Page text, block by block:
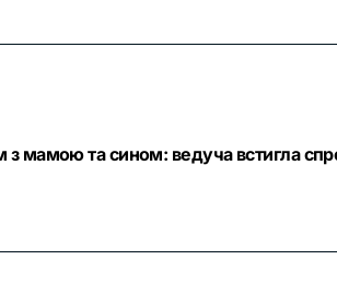
мамою та сином: ведуча встигла